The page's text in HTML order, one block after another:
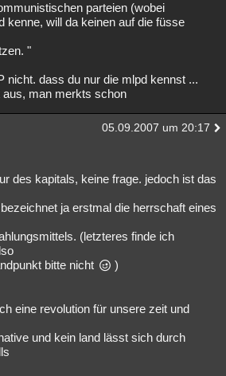
parteien (wobei
kenne, will da keinen auf die füsse
"
nicht. dass du nur die mlpd kennst ...
aus, man merkts schon
05.09.2007 um 20:17
des kapitals, keine frage. jedoch ist das
ja erstmal die herrschaft eines
(letzteres finde ich
bitte nicht
)
eine revolution für unsere zeit und
und kein land lässt sich durch